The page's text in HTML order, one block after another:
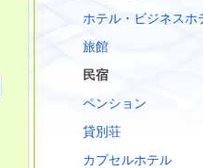
ホテル・ビジネスホ
旅館
民宿
ペンション
貸別荘
カプセルホテル